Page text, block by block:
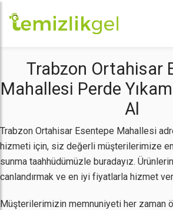
Trabzon Ortahisar
Mahallesi Perde
Al
Trabzon Ortahisar Esentepe Mahallesi
hizmeti için, siz değerli müşterilerimize
sunma taahhüdümüzle buradayız.
canlandırmak ve en iyi fiyatlarla hizmet
Müşterilerimizin memnuniyeti her zaman